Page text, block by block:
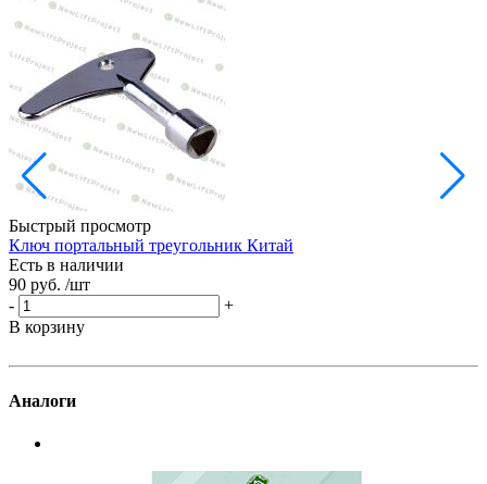
Быстрый просмотр
Ключ портальный треугольник Китай
Есть в наличии
90 руб. /шт
-
+
В корзину
Аналоги